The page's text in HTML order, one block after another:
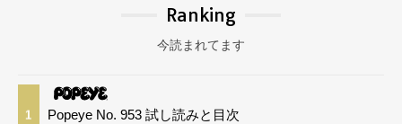
Ranking
今読まれてます
1 Popeye No. 953 試し読みと目次